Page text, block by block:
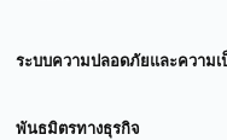
ระบบความปลอดภัยและความ
พันธมิตรทางธุรกิจ